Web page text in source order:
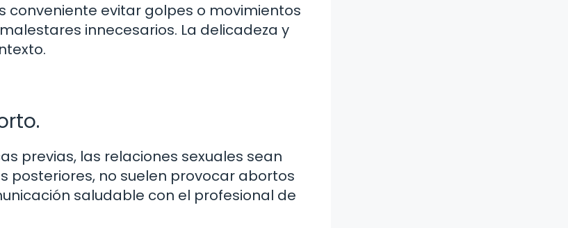
conveniente evitar golpes o movimientos
innecesarios. La delicadeza y
previas, las relaciones sexuales sean
posteriores, no suelen provocar abortos
saludable con el profesional de